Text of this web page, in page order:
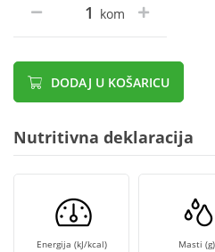
kom
DODAJ U KOŠARICU
Nutritivna deklaracija
Energija (kJ/kcal) Masti (g)